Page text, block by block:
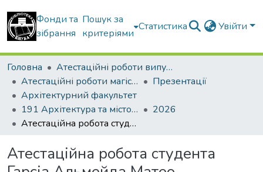
Фонди та
зібрання
Пошук за
критеріями
Статистика Увійти
Головна
Атестаційні роботи випускників
Атестаційні роботи магістрів
Презентації
Архітектурний факультет
191 Архітектура та містобудування. Дизайн архітектурного середовища
2026
Атестаційна робота студента Гарсіа Альмейда Матео
Атестаційна робота студента